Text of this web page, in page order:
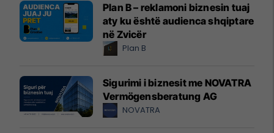
Plan B – reklamoni biznesin tuaj
aty ku është audienca shqiptare
në Zvicër
Plan B
Sigurimi i biznesit me NOVATRA
Vermögensberatung AG
NOVATRA